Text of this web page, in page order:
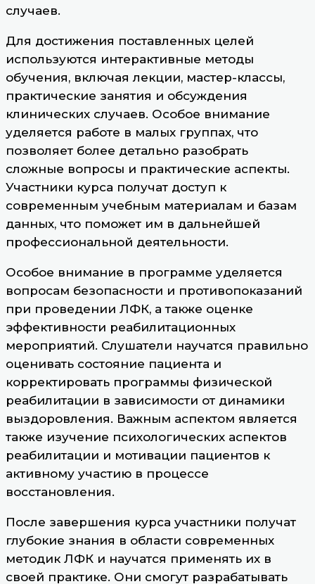
случаев.
Для достижения поставленных целей
используются интерактивные методы
обучения, включая лекции, мастер-классы,
практические занятия и обсуждения
клинических случаев. Особое внимание
уделяется работе в малых группах, что
позволяет более детально разобрать
сложные вопросы и практические аспекты.
Участники курса получат доступ к
современным учебным материалам и базам
данных, что поможет им в дальнейшей
профессиональной деятельности.
Особое внимание в программе уделяется
вопросам безопасности и противопоказаний
при проведении ЛФК, а также оценке
эффективности реабилитационных
мероприятий. Слушатели научатся правильно
оценивать состояние пациента и
корректировать программы физической
реабилитации в зависимости от динамики
выздоровления. Важным аспектом является
также изучение психологических аспектов
реабилитации и мотивации пациентов к
активному участию в процессе
восстановления.
После завершения курса участники получат
глубокие знания в области современных
методик ЛФК и научатся применять их в
своей практике. Они смогут разрабатывать